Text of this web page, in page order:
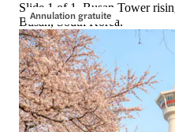
Annulation gratuite
Slide 1 of 1, Busan Tower
Busan, South Korea.